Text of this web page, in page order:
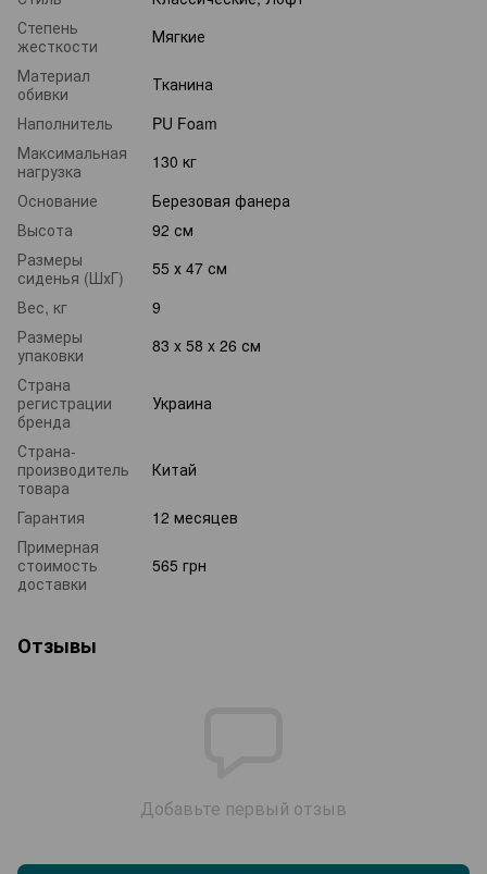
Степень
жесткости
Мягкие
Материал
обивки
Тканина
Наполнитель
PU Foam
Максимальная
нагрузка
130 кг
Основание
Березовая фанера
Высота
92 см
Размеры
сиденья (ШхГ)
55 х 47 см
Вес, кг
9
Размеры
упаковки
83 x 58 x 26 см
Страна
регистрации
бренда
Украина
Страна-
производитель
товара
Китай
Гарантия
12 месяцев
Примерная
стоимость
доставки
565 грн
Отзывы
Добавьте первый отзыв